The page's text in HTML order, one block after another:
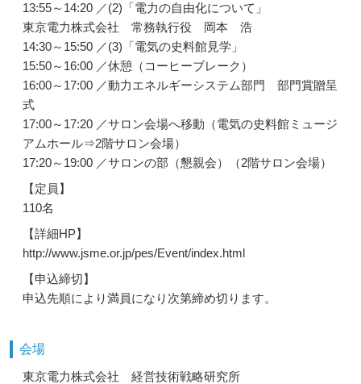
13:55～14:20 ／(2)「電力の自由化について」
東京電力株式会社 常務執行役 岡本 浩
14:30～15:50 ／(3)「電気の史料館見学」
15:50～16:00 ／休憩（コーヒーブレーク）
16:00～17:00 ／動力エネルギーシステム部門 部門賞贈呈
式
17:00～17:20 ／サロン会場へ移動（電気の史料館ミュージ
アムホール⇒2階サロン会場）
17:20～19:00 ／サロンの部（懇親会）（2階サロン会場）
【定員】
110名
【詳細HP】
http://www.jsme.or.jp/pes/Event/index.html
【申込締切】
申込先順により満員になり次第締め切ります。
会場
東京電力株式会社 経営技術戦略研究所